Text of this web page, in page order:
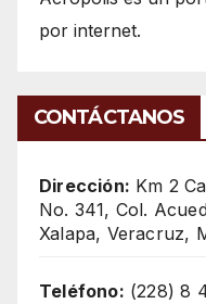
por internet.
CONTÁCTANOS
Dirección: Km 2
No. 341, Col.
Xalapa, Veracruz,
Teléfono: (228) 8